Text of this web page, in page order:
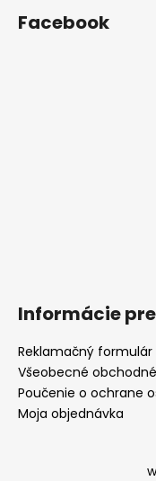
Facebook
Informácie
Reklamačný formulár
Všeobecné
Poučenie o ochrane
Moja objednávka